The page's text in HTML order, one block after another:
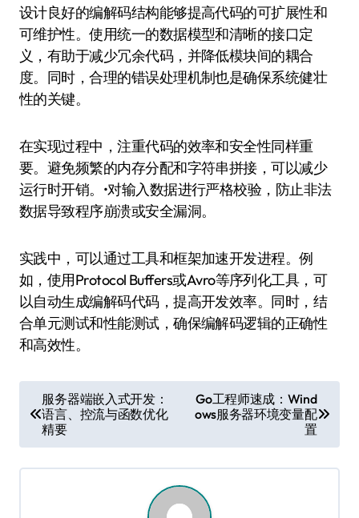
设计良好的编解码结构能够提高代码的可扩展性和
可维护性。使用统一的数据模型和清晰的接口定
义，有助于减少冗余代码，并降低模块间的耦合
度。同时，合理的错误处理机制也是确保系统健壮
性的关键。
在实现过程中，注重代码的效率和安全性同样重
要。避免频繁的内存分配和字符串拼接，可以减少
运行时开销。•对输入数据进行严格校验，防止非法
数据导致程序崩溃或安全漏洞。
实践中，可以通过工具和框架加速开发进程。例
如，使用Protocol Buffers或Avro等序列化工具，可
以自动生成编解码代码，提高开发效率。同时，结
合单元测试和性能测试，确保编解码逻辑的正确性
和高效性。
章
导
航
服务器端嵌入式开发：
语言、控流与函数优化
精要
Go工程师速成：Wind
ows服务器环境变量配
置